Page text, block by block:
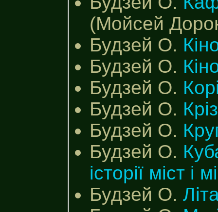
(Мойсей
Будзей О.
Будзей О.
Будзей О.
Будзей О.
Будзей О.
Будзей О.
історії міст і
Будзей О.